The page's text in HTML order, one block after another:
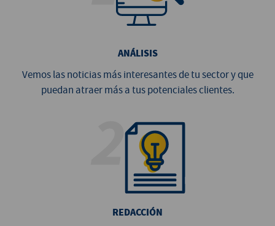
ANÁLISIS
Vemos las noticias más interesantes de tu sector y que
puedan atraer más a tus potenciales clientes.
REDACCIÓN